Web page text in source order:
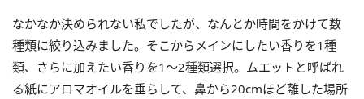
なかなか決められない私でしたが、なんとか時間をかけて数
種類に絞り込みました。そこからメインにしたい香りを1種
類、さらに加えたい香りを1～2種類選択。ムエットと呼ばれ
る紙にアロマオイルを垂らして、鼻から20cmほど離した場所